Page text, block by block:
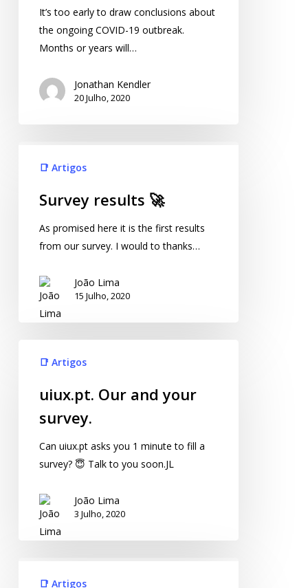
It’s too early to draw conclusions about
the ongoing COVID-19 outbreak.
Months or years will…
Jonathan Kendler
20 Julho, 2020
📑 Artigos
Survey results 🚀
As promised here it is the first results
from our survey. I would to thanks…
João Lima
15 Julho, 2020
📑 Artigos
uiux.pt. Our and your
survey.
Can uiux.pt asks you 1 minute to fill a
survey? 😇 Talk to you soon.JL
João Lima
3 Julho, 2020
📑 Artigos